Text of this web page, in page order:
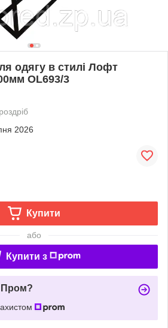
одягу в стилі Лофт
OL693/3
2026
Купити
або
Купити з
Пром?